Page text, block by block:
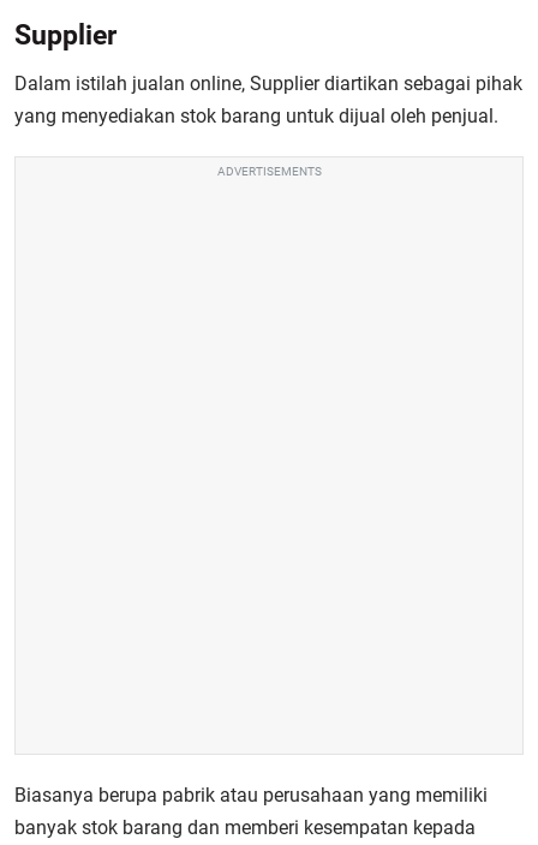
Supplier
Dalam istilah jualan online, Supplier diartikan sebagai pihak
yang menyediakan stok barang untuk dijual oleh penjual.
ADVERTISEMENTS
Biasanya berupa pabrik atau perusahaan yang memiliki
banyak stok barang dan memberi kesempatan kepada